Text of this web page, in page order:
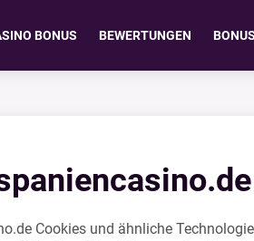
BONUS BEWERTUNGEN
Cookies und ähnliche